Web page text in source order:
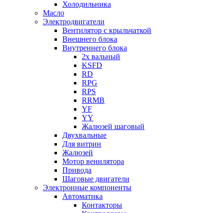
Холодильника
Масло
Электродвигатели
Вентилятор с крыльчаткой
Внешнего блока
Внутреннего блока
2х вальный
KSFD
RD
RPG
RPS
RRMB
YF
YY
Жалюзей шаговый
Двухвальные
Для витрин
Жалюзей
Мотор венилятора
Привода
Шаговые двигатели
Электронные компоненты
Автоматика
Контакторы